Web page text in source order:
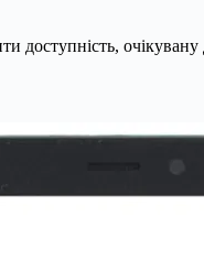
доступність,